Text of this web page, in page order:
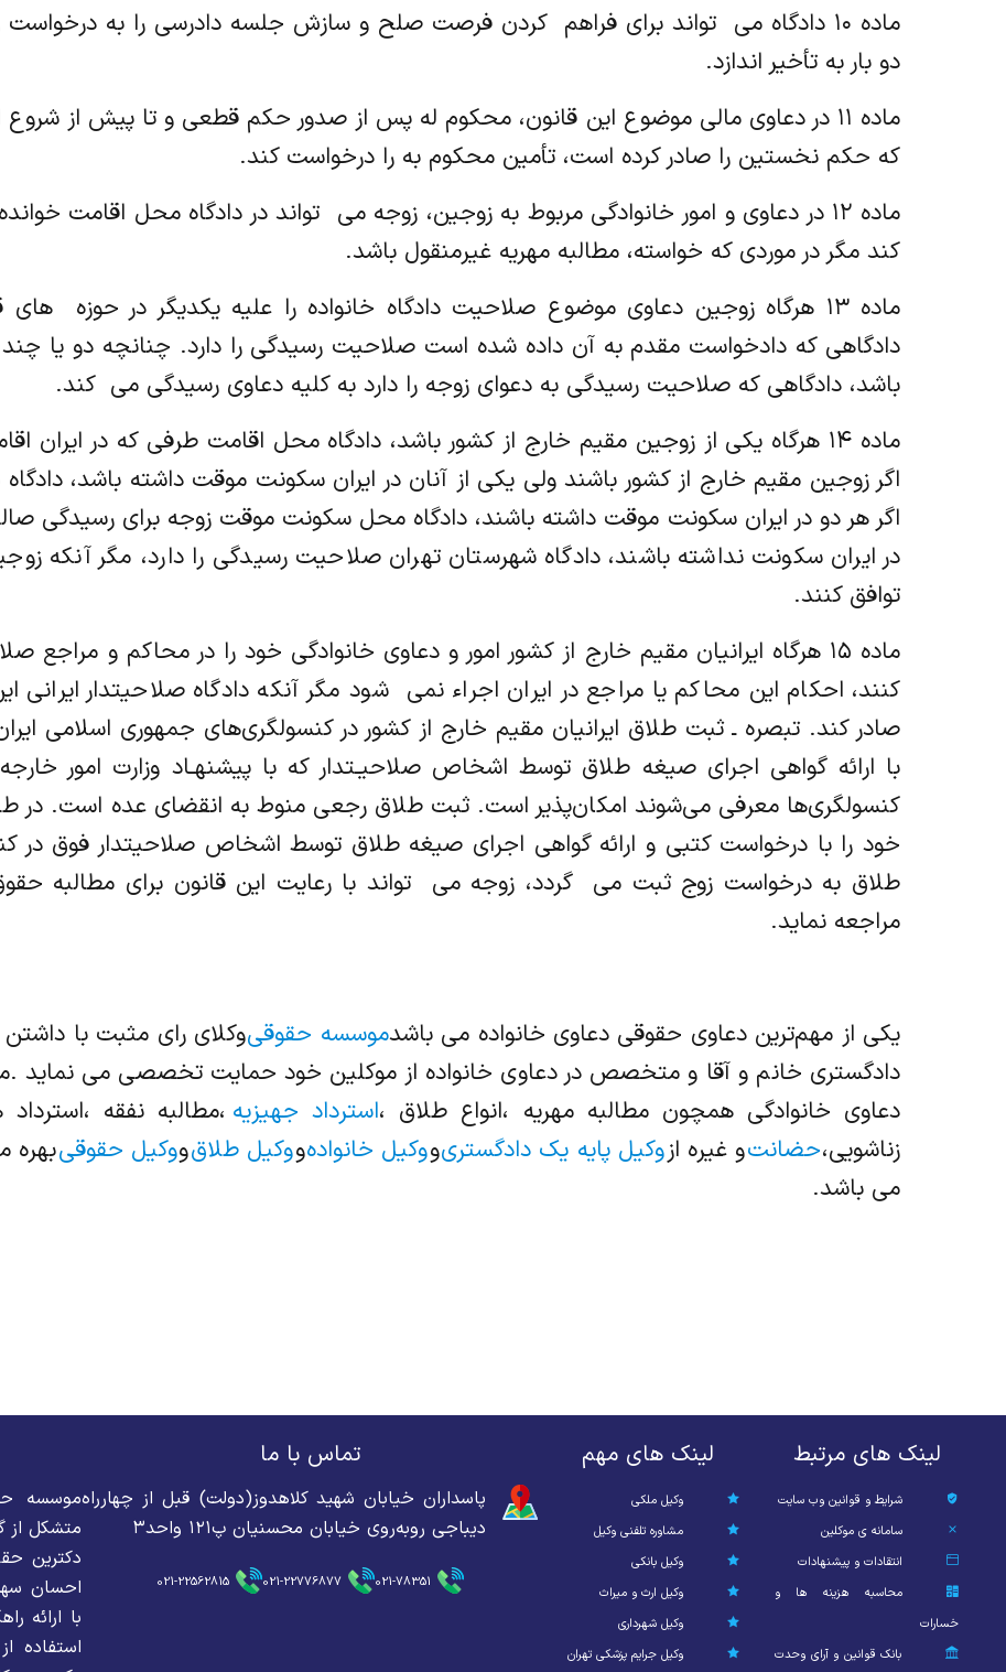
ماده ۱۰ دادگاه می ‌ تواند برای فراهم ‌ کردن فرصت صلح و سازش جلسه دادرسی را به
دو بار به تأخیر اندازد.
ماده ۱۱ در دعاوی مالی موضوع این قانون، محکوم له پس از صدور حکم قطعی و تا پیش از
که حکم نخستین را صادر کرده است، تأمین محکوم به را درخواست کند.
ماده ۱۲ در دعاوی و امور خانوادگی مربوط به زوجین، زوجه می ‌ تواند در دادگاه محل اقامت
کند مگر در موردی که خواسته، مطالبه مهریه غیرمنقول باشد.
ماده ۱۳ هرگاه زوجین دعاوی موضوع صلاحیت دادگاه خانواده را علیه یکدیگر در حوزه
دادگاهی که دادخواست مقدم به آن داده شده است صلاحیت رسیدگی را دارد. چنانچه دو یا
باشد، دادگاهی که صلاحیت رسیدگی به دعوای زوجه را دارد به کلیه دعاوی رسیدگی می ‌ کند.
ماده ۱۴ هرگاه یکی از زوجین مقیم خارج از کشور باشد، دادگاه محل اقامت طرفی که در
اگر زوجین مقیم خارج از کشور باشند ولی یکی از آنان در ایران سکونت موقت داشته باشد،
اگر هر دو در ایران سکونت موقت داشته باشند، دادگاه محل سکونت موقت زوجه برای رسیدگی
در ایران سکونت نداشته باشند، دادگاه شهرستان تهران صلاحیت رسیدگی را دارد، مگر آنکه
توافق کنند.
ماده ۱۵ هرگاه ایرانیان مقیم خارج از کشور امور و دعاوی خانوادگی خود را در محاکم و
کنند، احکام این محاکم یا مراجع در ایران اجراء نمی ‌ شود مگر آنکه دادگاه صلاحیتدار
صادر کند. تبصره ـ ثبت طلاق ایرانیان مقیم خارج از کشور در کنسولگری‌های جمهوری اسلامی
با ارائه گواهی اجرای صیغه طلاق توسط اشخاص صلاحیـتدار که با پیشنهـاد وزارت امور
کنسولگری‌ها معرفی می‌شوند امکان‌پذیر است. ثبت طلاق رجعی منوط به انقضای عده است. در
خود را با درخواست کتبی و ارائه گواهی اجرای صیغه طلاق توسط اشخاص صلاحیتدار فوق در
طلاق به درخواست زوج ثبت می ‌ گردد، زوجه می ‌ تواند با رعایت این قانون برای مطالبه
مراجعه نماید.
یکی از مهم‌ترین دعاوی حقوقی دعاوی خانواده می باشدموسسه حقوقیوکلای رای مثبت با
دادگستری خانم و آقا و متخصص در دعاوی خانواده از موکلین خود حمایت تخصصی می نماید
دعاوی خانوادگی همچون مطالبه مهریه ،انواع طلاق ،استرداد جهیزیه ،مطالبه نفقه
زناشویی،حضانتو غیره ازوکیل پایه یک دادگستریووکیل خانوادهووکیل طلاقووکیل حقوقیبهره
می باشد.
لینک های مرتبط
شرایط و قوانین وب سایت
سامانه ی موکلین
انتقادات و پیشنهادات
محاسبه هزینه ها و
خسارات
بانک قوانین و آرای وحدت
لینک های مهم
وکیل ملکی
مشاوره تلفنی وکیل
وکیل بانکی
وکیل ارث و میراث
وکیل شهرداری
وکیل جرایم پزشکی تهران
تماس با ما
پاسداران خیابان شهید کلاهدوز(دولت) قبل از چهارراه
دیباجی روبه‌روی خیابان محسنیان پ۱۲۱ واحد۳
021-78351
021-22776877
021-22562815
متشکل از
دکترین
احسان
با ارائه
استفاده